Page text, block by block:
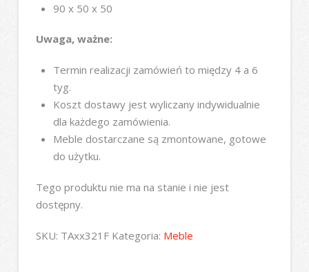
90 x 50 x 50
Uwaga, ważne:
Termin realizacji zamówień to między 4 a 6
tyg.
Koszt dostawy jest wyliczany indywidualnie
dla każdego zamówienia.
Meble dostarczane są zmontowane, gotowe
do użytku.
Tego produktu nie ma na stanie i nie jest
dostępny.
SKU: TAxx321F Kategoria: Meble